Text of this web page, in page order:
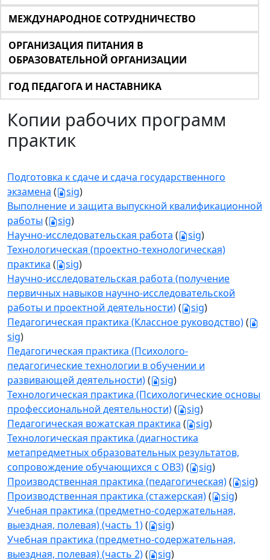
МЕЖДУНАРОДНОЕ СОТРУДНИЧЕСТВО
ОРГАНИЗАЦИЯ ПИТАНИЯ В
ОБРАЗОВАТЕЛЬНОЙ ОРГАНИЗАЦИИ
ГОД ПЕДАГОГА И НАСТАВНИКА
Копии рабочих программ
практик
Подготовка к сдаче и сдача государственного
экзамена ( sig)
Выполнение и защита выпускной квалификационной
работы ( sig)
Научно-исследовательская работа ( sig)
Технологическая (проектно-технологическая)
практика ( sig)
Научно-исследовательская работа (получение
первичных навыков научно-исследовательской
работы и проектной деятельности)( sig)
Педагогическая практика (Классное руководство)(
sig)
Педагогическая практика (Психолого-
педагогические технологии в обучении и
развивающей деятельности)( sig)
Технологическая практика (Психологические основы
профессиональной деятельности)( sig)
Педагогическая вожатская практика ( sig)
Технологическая практика (диагностика
метапредметных образовательных результатов,
сопровождение обучающихся с ОВЗ)( sig)
Производственная практика (педагогическая)( sig)
Производственная практика (стажерская)( sig)
Учебная практика (предметно-содержательная,
выездная, полевая) (часть 1)( sig)
Учебная практика (предметно-содержательная,
выездная, полевая) (часть 2)( sig)